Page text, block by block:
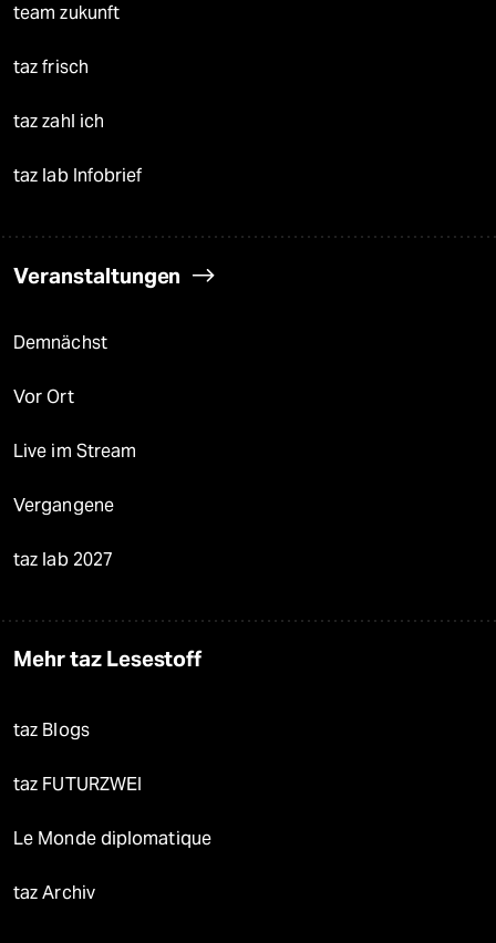
team zukunft
taz frisch
taz zahl ich
taz lab Infobrief
Veranstaltungen
Demnächst
Vor Ort
Live im Stream
Vergangene
taz lab 2027
Mehr taz Lesestoff
taz Blogs
taz FUTURZWEI
Le Monde diplomatique
taz Archiv